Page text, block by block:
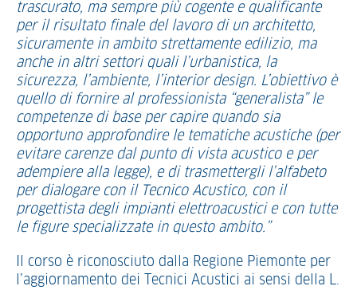
trascurato, ma sempre più cogente e qualificante
per il risultato finale del lavoro di un architetto,
sicuramente in ambito strettamente edilizio, ma
anche in altri settori quali l’urbanistica, la
sicurezza, l’ambiente, l’interior design. L’obiettivo è
quello di fornire al professionista “generalista” le
competenze di base per capire quando sia
opportuno approfondire le tematiche acustiche (per
evitare carenze dal punto di vista acustico e per
adempiere alla legge), e di trasmettergli l’alfabeto
per dialogare con il Tecnico Acustico, con il
progettista degli impianti elettroacustici e con tutte
le figure specializzate in questo ambito.”
Il corso è riconosciuto dalla Regione Piemonte per
l’aggiornamento dei Tecnici Acustici ai sensi della L.